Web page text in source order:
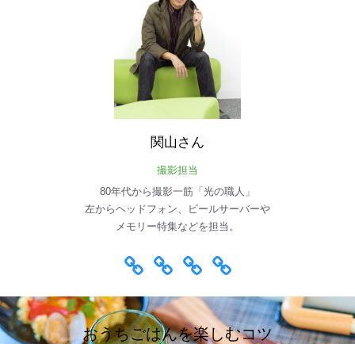
関山さん
撮影担当
80年代から撮影一筋「光の職人」
左からヘッドフォン、ビールサーバーや
メモリー特集などを担当。
おうちごはんを楽しむコツ